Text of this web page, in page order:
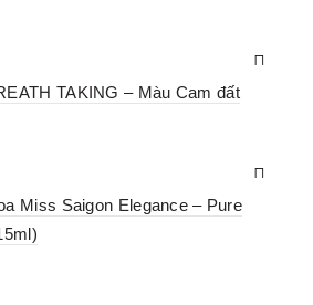
TAKING – Màu Cam đất
Miss Saigon Elegance – Pure